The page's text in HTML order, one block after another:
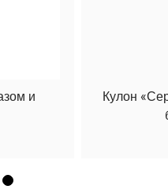
Кулон
и